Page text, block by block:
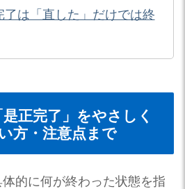
了は「直した」だけでは終
正完了」をやさしく
方・注意点まで
体的に何が終わった状態を指